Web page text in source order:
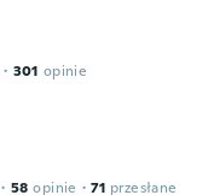
· 301 opinie
· 58 opinie · 71 przesłane